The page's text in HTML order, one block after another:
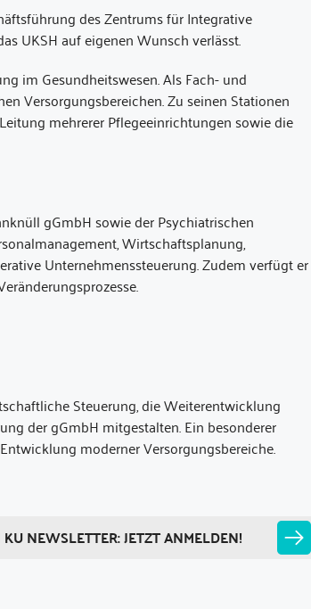
des Zentrums für Integrative
UKSH auf eigenen Wunsch verlässt.
im Gesundheitswesen. Als Fach- und
Versorgungsbereichen. Zu seinen Stationen
mehrerer Pflegeeinrichtungen sowie die
gGmbH sowie der Psychiatrischen
Wirtschaftsplanung,
Unternehmenssteuerung. Zudem verfügt er
Steuerung, die Weiterentwicklung
der gGmbH mitgestalten. Ein besonderer
moderner Versorgungsbereiche.
NEWSLETTER: JETZT ANMELDEN!